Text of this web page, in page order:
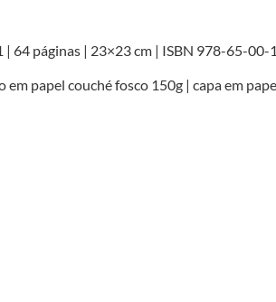
| 64 páginas | 23×23 cm | ISBN 978-65-
em papel couché fosco 150g | capa em